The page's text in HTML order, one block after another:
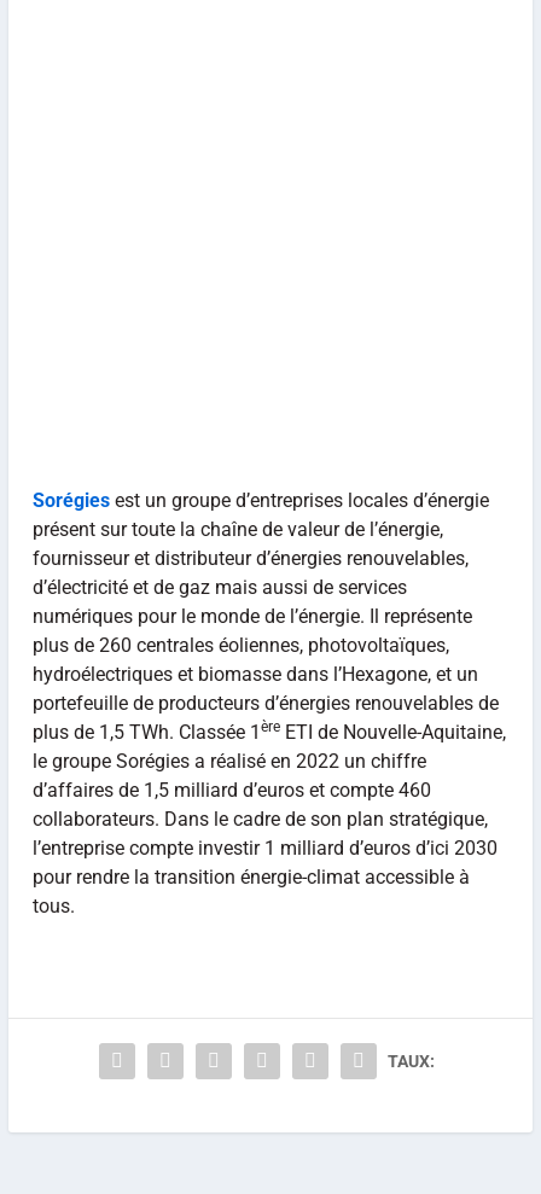
Sorégies est un groupe d’entreprises locales d’énergie
présent sur toute la chaîne de valeur de l’énergie,
fournisseur et distributeur d’énergies renouvelables,
d’électricité et de gaz mais aussi de services
numériques pour le monde de l’énergie. Il représente
plus de 260 centrales éoliennes, photovoltaïques,
hydroélectriques et biomasse dans l’Hexagone, et un
portefeuille de producteurs d’énergies renouvelables de
plus de 1,5 TWh. Classée 1 èreETI de Nouvelle-Aquitaine,
le groupe Sorégies a réalisé en 2022 un chiffre
d’affaires de 1,5 milliard d’euros et compte 460
collaborateurs. Dans le cadre de son plan stratégique,
l’entreprise compte investir 1 milliard d’euros d’ici 2030
pour rendre la transition énergie-climat accessible à
tous.
TAUX: